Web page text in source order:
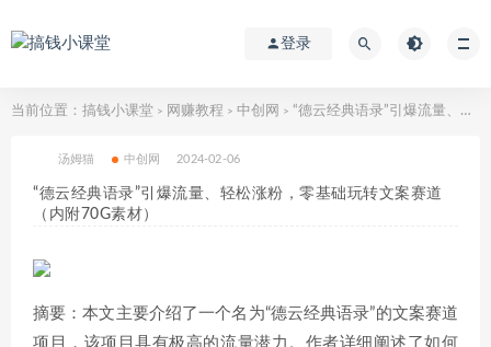
登录
当前位置： 搞钱小课堂 > 网赚教程 > 中创网 > “德云经典语录”引爆流量、轻松涨粉，零基础玩转文案赛道（内附70G素材）
汤姆猫 中创网 2024-02-06
“德云经典语录”引爆流量、轻松涨粉，零基础玩转文案赛道
（内附70G素材）
摘要：本文主要介绍了一个名为“德云经典语录”的文案赛道
项目，该项目具有极高的流量潜力。作者详细阐述了如何